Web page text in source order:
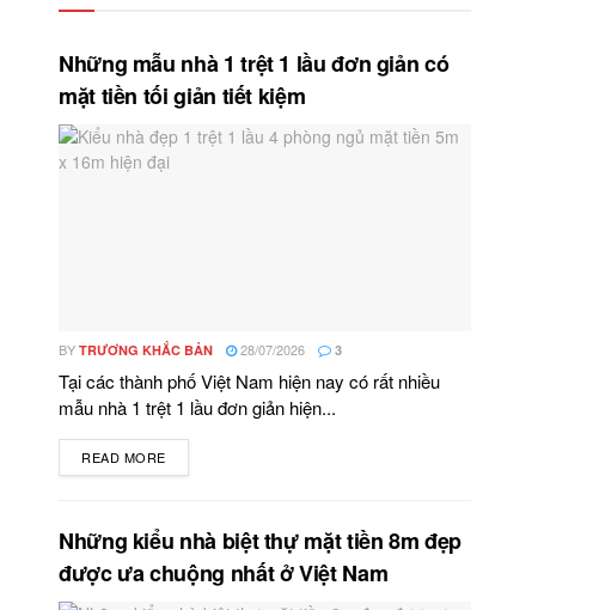
Những mẫu nhà 1 trệt 1 lầu đơn giản có
mặt tiền tối giản tiết kiệm
BY TRƯƠNG KHẮC BẢN 28/07/2026 3
Tại các thành phố Việt Nam hiện nay có rất nhiều
mẫu nhà 1 trệt 1 lầu đơn giản hiện...
READ MORE
Những kiểu nhà biệt thự mặt tiền 8m đẹp
được ưa chuộng nhất ở Việt Nam